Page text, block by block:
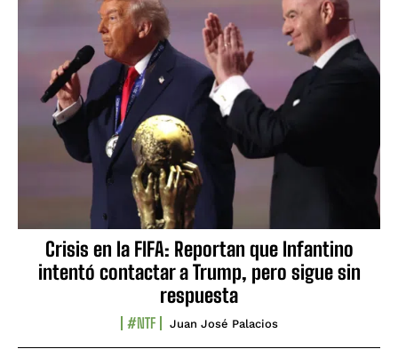
Crisis en la FIFA: Reportan que Infantino
intentó contactar a Trump, pero sigue sin
respuesta
#NTF Juan José Palacios